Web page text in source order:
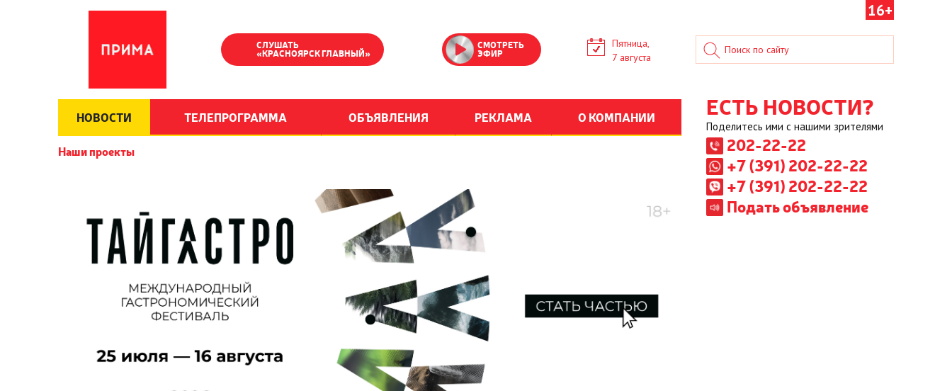
16+
СЛУШАТЬ
«КРАСНОЯРСК ГЛАВНЫЙ»
СМОТРЕТЬ
ЭФИР
Пятница,
7 августа
НОВОСТИ ТЕЛЕПРОГРАММА ОБЪЯВЛЕНИЯ РЕКЛАМА О КОМПАНИИ
Наши проекты
ЕСТЬ НОВОСТИ?
Поделитесь ими с нашими зрителями
202-22-22
+7 (391) 202-22-22
+7 (391) 202-22-22
Подать объявление